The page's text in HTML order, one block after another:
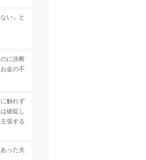
い」と
に決断
金の不
触れず
は破綻し
張する
った夫